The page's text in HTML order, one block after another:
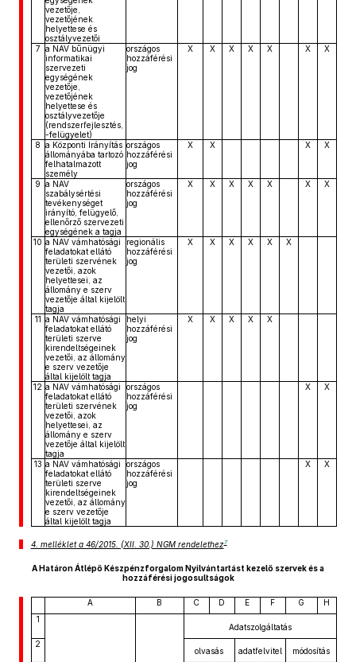
vezetője,
vezetőjének
helyettese és
osztályvezetői
7 a NAV bűnügyi
informatikai
szervezeti
egységének
vezetője,
vezetőjének
helyettese és
osztályvezetője
(rendszerfejlesztés,
-felügyelet)
országos
hozzáférési
jog
X X X X X X X
8 a Központi Irányítás
állományába tartozó
felhatalmazott
személy
országos
hozzáférési
jog
X X X X
9 a NAV
szabálysértési
tevékenységet
irányító, felügyelő,
ellenőrző szervezeti
egységének a tagja
országos
hozzáférési
jog
X X X X X X X
10 a NAV vámhatósági
feladatokat ellátó
területi szervének
vezetői, azok
helyettesei, az
állomány e szerv
vezetője által kijelölt
tagja
regionális
hozzáférési
jog
X X X X X X
11 a NAV vámhatósági
feladatokat ellátó
területi szerve
kirendeltségeinek
vezetői, az állomány
e szerv vezetője
által kijelölt tagja
helyi
hozzáférési
jog
X X X X X
12 a NAV vámhatósági
feladatokat ellátó
területi szervének
vezetői, azok
helyettesei, az
állomány e szerv
vezetője által kijelölt
tagja
országos
hozzáférési
jog
X X
13 a NAV vámhatósági
feladatokat ellátó
területi szerve
kirendeltségeinek
vezetői, az állomány
e szerv vezetője
által kijelölt tagja
országos
hozzáférési
jog
X X
4. melléklet a 46/2015. (XII. 30.) NGM rendelethez7
A Határon Átlépő Készpénzforgalom Nyilvántartást kezelő szervek és a
hozzáférési jogosultságok
A B C D E F G
H
1
Adatszolgáltatás
2
olvasás adatfelvitel
módosítás